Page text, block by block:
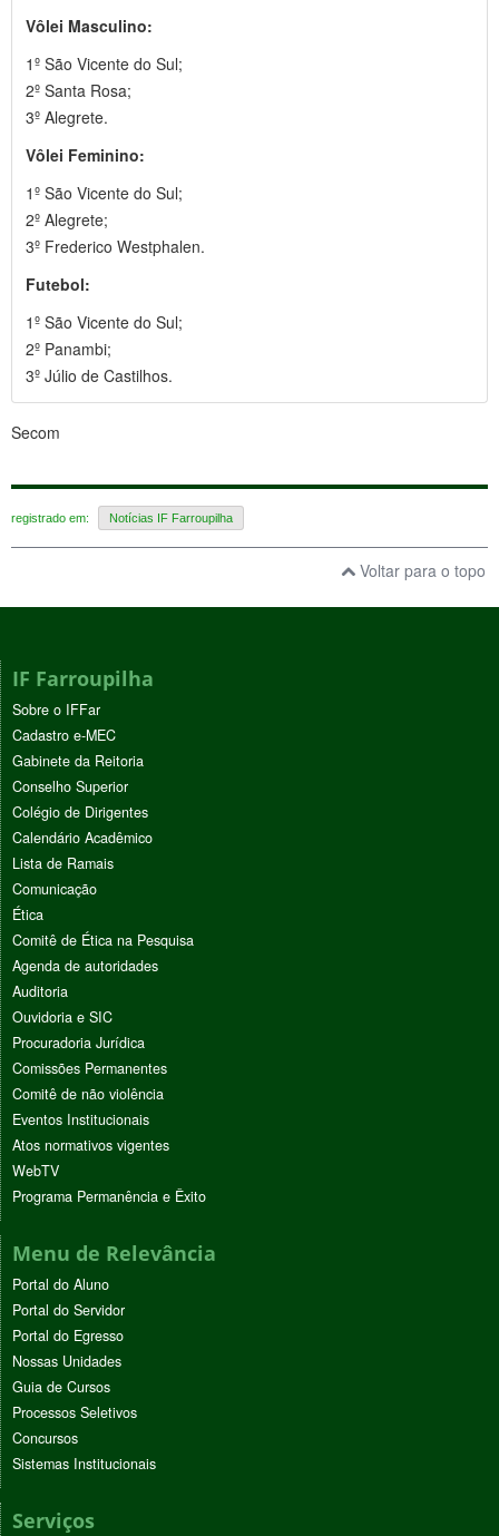
Vôlei Masculino:
1º São Vicente do Sul;
2º Santa Rosa;
3º Alegrete.
Vôlei Feminino:
1º São Vicente do Sul;
2º Alegrete;
3º Frederico Westphalen.
Futebol:
1º São Vicente do Sul;
2º Panambi;
3º Júlio de Castilhos.
Secom
registrado em: Notícias IF Farroupilha
Voltar para o topo
IF Farroupilha
Sobre o IFFar
Cadastro e-MEC
Gabinete da Reitoria
Conselho Superior
Colégio de Dirigentes
Calendário Acadêmico
Lista de Ramais
Comunicação
Ética
Comitê de Ética na Pesquisa
Agenda de autoridades
Auditoria
Ouvidoria e SIC
Procuradoria Jurídica
Comissões Permanentes
Comitê de não violência
Eventos Institucionais
Atos normativos vigentes
WebTV
Programa Permanência e Êxito
Menu de Relevância
Portal do Aluno
Portal do Servidor
Portal do Egresso
Nossas Unidades
Guia de Cursos
Processos Seletivos
Concursos
Sistemas Institucionais
Serviços